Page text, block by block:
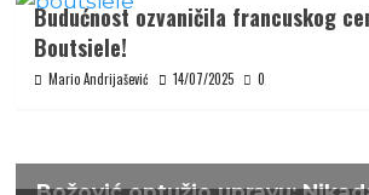
Budućnost ozvaničila francuskog
Boutsiele!
Mario Andrijašević 14/07/2025 0